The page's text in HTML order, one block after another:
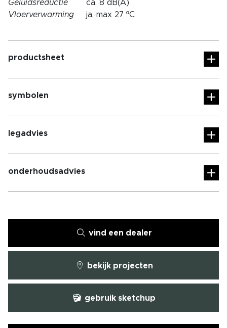
Geluidsreductie
ca. 8 dB(A)
Vloerverwarming
ja, max 27 ºC
productsheet
symbolen
legadvies
onderhoudsadvies
vind een dealer
bekijk projecten
gebruik sketchup